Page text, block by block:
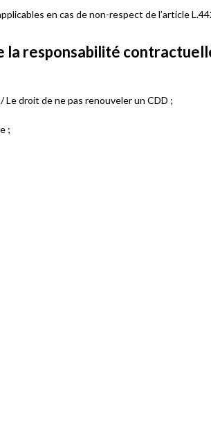
en cas de non-respect de l’article
la responsabilité
droit de ne pas renouveler un CDD ;
;